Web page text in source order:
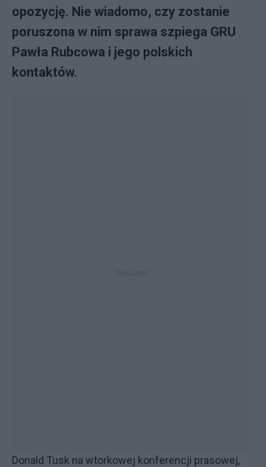
opozycję. Nie wiadomo, czy zostanie
poruszona w nim sprawa szpiega GRU
Pawła Rubcowa i jego polskich
kontaktów.
Donald Tusk na wtorkowej konferencji prasowej,